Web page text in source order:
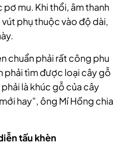
mu. Khi thổi, âm thanh
phụ thuộc vào độ dài,
chuẩn phải rất công phu
phải tìm được loại cây gỗ
là khúc gỗ của cây
hay”, ông Mí Hồng chia
tấu khèn